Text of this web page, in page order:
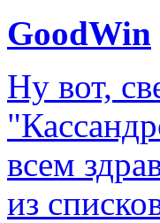
GoodWin
Ну вот,
всем
из